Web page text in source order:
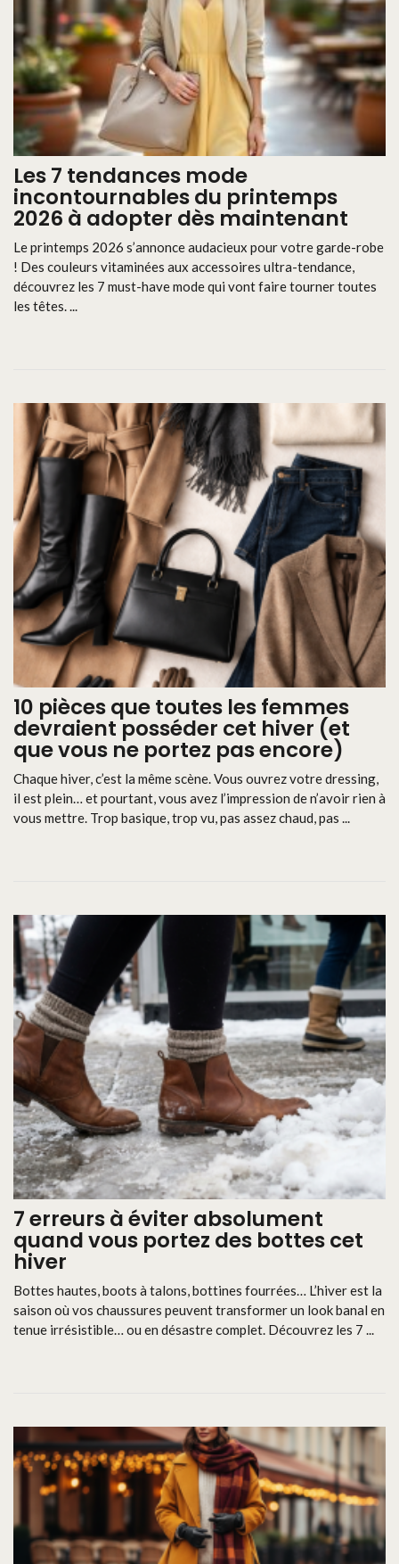
Les 7 tendances mode
incontournables du printemps
2026 à adopter dès maintenant
Le printemps 2026 s’annonce audacieux pour votre garde-robe
! Des couleurs vitaminées aux accessoires ultra-tendance,
découvrez les 7 must-have mode qui vont faire tourner toutes
les têtes. ...
10 pièces que toutes les femmes
devraient posséder cet hiver (et
que vous ne portez pas encore)
Chaque hiver, c’est la même scène. Vous ouvrez votre dressing,
il est plein… et pourtant, vous avez l’impression de n’avoir rien à
vous mettre. Trop basique, trop vu, pas assez chaud, pas ...
7 erreurs à éviter absolument
quand vous portez des bottes cet
hiver
Bottes hautes, boots à talons, bottines fourrées… L’hiver est la
saison où vos chaussures peuvent transformer un look banal en
tenue irrésistible… ou en désastre complet. Découvrez les 7 ...